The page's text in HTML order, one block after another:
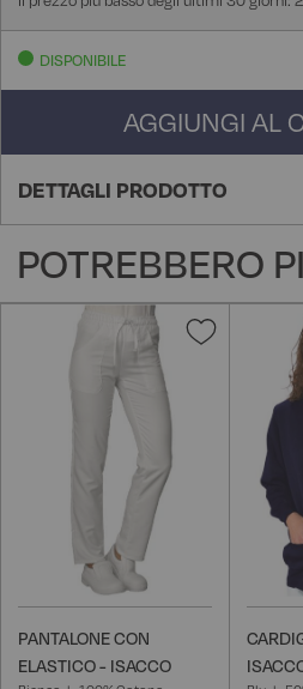
DISPONIBILE
AGGIUNGI AL
DETTAGLI PRODOTTO
POTREBBERO
Aggiungi
desideri
PANTALONE CON
ELASTICO - ISACCO